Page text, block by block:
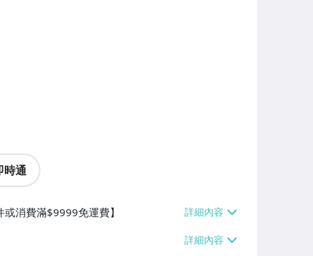
時通
消費滿$9999免運費】